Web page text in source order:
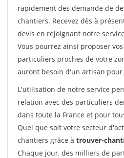
rapidement des demande de
chantiers. Recevez dès à
devis en rejoignant notre
Vous pourrez ainsi proposer
particuliers proches de votre
auront besoin d'un artisan
L'utilisation de notre service
relation avec des particuliers
dans toute la France et pour
Quel que soit votre secteur
chantiers grâce à trouver-
Chaque jour, des milliers de